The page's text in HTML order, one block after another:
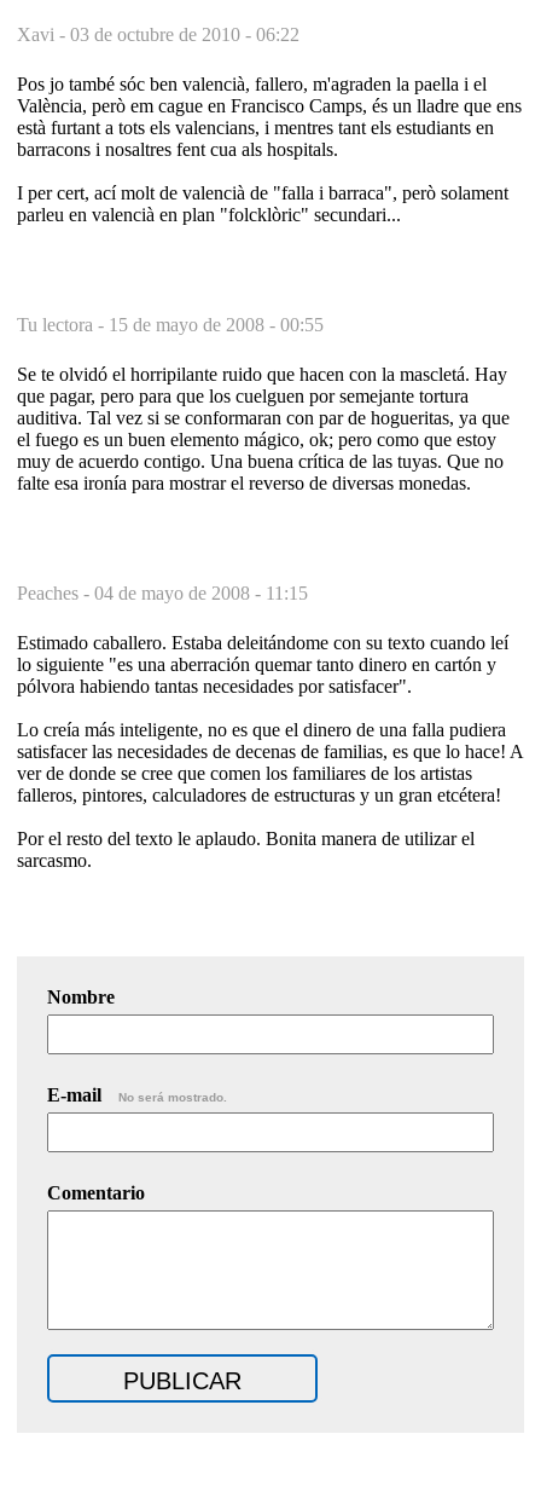
Xavi - 03 de octubre de 2010 - 06:22
Pos jo també sóc ben valencià, fallero, m'agraden la paella i el
València, però em cague en Francisco Camps, és un lladre que ens
està furtant a tots els valencians, i mentres tant els estudiants en
barracons i nosaltres fent cua als hospitals.
I per cert, ací molt de valencià de "falla i barraca", però solament
parleu en valencià en plan "folcklòric" secundari...
Tu lectora - 15 de mayo de 2008 - 00:55
Se te olvidó el horripilante ruido que hacen con la mascletá. Hay
que pagar, pero para que los cuelguen por semejante tortura
auditiva. Tal vez si se conformaran con par de hogueritas, ya que
el fuego es un buen elemento mágico, ok; pero como que estoy
muy de acuerdo contigo. Una buena crítica de las tuyas. Que no
falte esa ironía para mostrar el reverso de diversas monedas.
Peaches - 04 de mayo de 2008 - 11:15
Estimado caballero. Estaba deleitándome con su texto cuando leí
lo siguiente "es una aberración quemar tanto dinero en cartón y
pólvora habiendo tantas necesidades por satisfacer".
Lo creía más inteligente, no es que el dinero de una falla pudiera
satisfacer las necesidades de decenas de familias, es que lo hace! A
ver de donde se cree que comen los familiares de los artistas
falleros, pintores, calculadores de estructuras y un gran etcétera!
Por el resto del texto le aplaudo. Bonita manera de utilizar el
sarcasmo.
Nombre
E-mail No será mostrado.
Comentario